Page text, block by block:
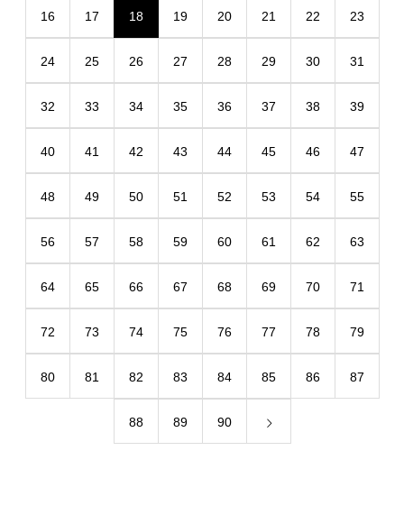
16 17 18 19 20 21 22 23
24 25 26 27 28 29 30 31
32 33 34 35 36 37 38 39
40 41 42 43 44 45 46 47
48 49 50 51 52 53 54 55
56 57 58 59 60 61 62 63
64 65 66 67 68 69 70 71
72 73 74 75 76 77 78 79
80 81 82 83 84 85 86 87
88 89 90